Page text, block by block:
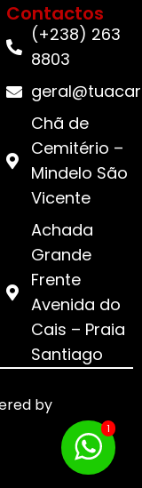
Contactos
(+238) 263
8803
Chã de
Cemitério –
Mindelo São
Vicente
Achada
Grande
Frente
Avenida do
Cais – Praia
Santiago
by
1